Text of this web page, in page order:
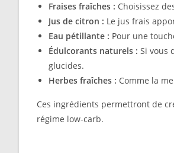
Fraises fraîches : Choisissez
Jus de citron : Le jus frais
Eau pétillante : Pour une
Édulcorants naturels : Si vous
glucides.
Herbes fraîches : Comme la
Ces ingrédients permettront de
régime low-carb.